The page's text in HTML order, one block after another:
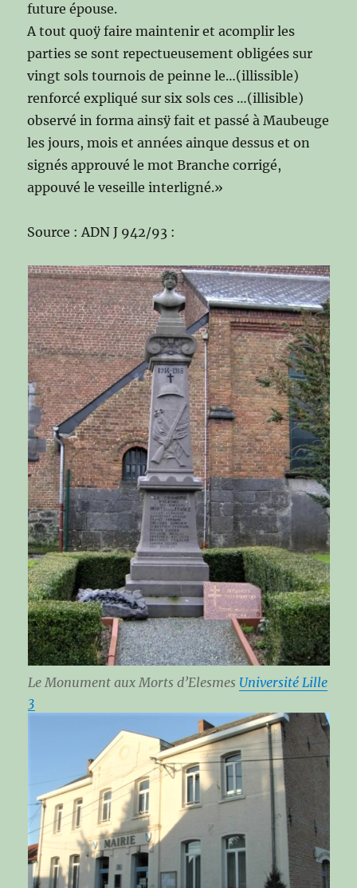
future épouse.
A tout quoÿ faire maintenir et acomplir les
parties se sont repectueusement obligées sur
vingt sols tournois de peinne le…(illissible)
renforcé expliqué sur six sols ces …(illisible)
observé in forma ainsÿ fait et passé à Maubeuge
les jours, mois et années ainque dessus et on
signés approuvé le mot Branche corrigé,
appouvé le veseille interligné.»
Source : ADN J 942/93 :
Le Monument aux Morts d’Elesmes Université Lille
3